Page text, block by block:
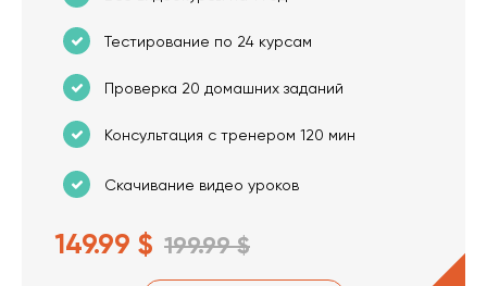
Тестирование по 24 курсам
Проверка 20 домашних заданий
Консультация с тренером 120 мин
Скачивание видео уроков
149.99 $ 199.99 $